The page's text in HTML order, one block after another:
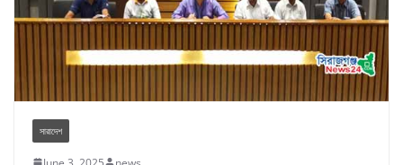
সারাদেশ